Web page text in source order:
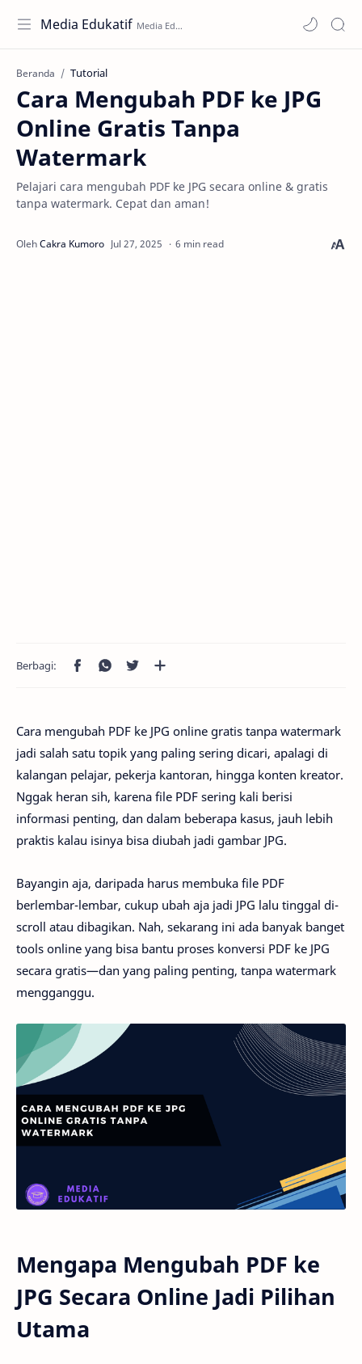
Media Edukatif
Beranda Tutorial
Cara Mengubah PDF ke JPG
Online Gratis Tanpa
Watermark
Pelajari cara mengubah PDF ke JPG secara online & gratis
tanpa watermark. Cepat dan aman!
6 min read
Cara mengubah PDF ke JPG online gratis tanpa watermark
jadi salah satu topik yang paling sering dicari, apalagi di
kalangan pelajar, pekerja kantoran, hingga konten kreator.
Nggak heran sih, karena file PDF sering kali berisi
informasi penting, dan dalam beberapa kasus, jauh lebih
praktis kalau isinya bisa diubah jadi gambar JPG.
Bayangin aja, daripada harus membuka file PDF
berlembar-lembar, cukup ubah aja jadi JPG lalu tinggal di-
scroll atau dibagikan. Nah, sekarang ini ada banyak banget
tools online yang bisa bantu proses konversi PDF ke JPG
secara gratis—dan yang paling penting, tanpa watermark
mengganggu.
Mengapa Mengubah PDF ke
JPG Secara Online Jadi Pilihan
Utama